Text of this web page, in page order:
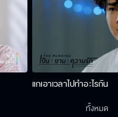
แกเอาเวลาไปทำอะไรกัน
ทั้งหมด